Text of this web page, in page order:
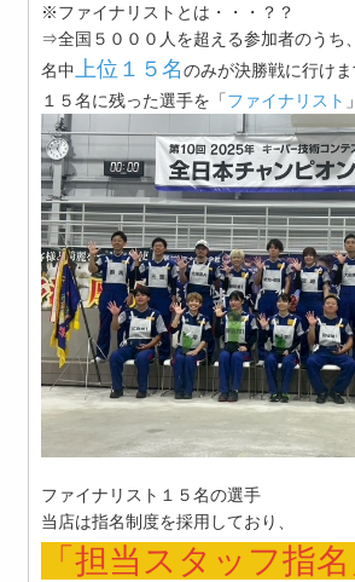
※ファイナリストとは・・・？？
⇒全国５０００人を超える参加者のうち
名中
上位１５名のみが決勝戦に行けま
１５名に残った選手を「ファイナリスト
ファイナリスト１５名の選手
当店は指名制度を採用しており、
「担当スタッフ指名